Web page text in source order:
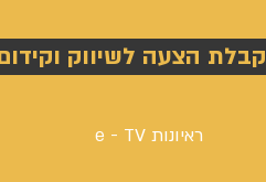
הצעה לשיווק
ראיונות e - TV